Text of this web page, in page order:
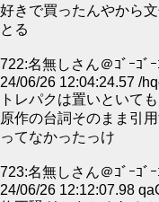
好きで買ったんやから
とる
722:名無しさん＠ｺﾞｰｺﾞｰ
24/06/26 12:04:24.57 /
トレパクは置いといて
原作の台詞そのまま引
ってなかったっけ
723:名無しさん＠ｺﾞｰｺﾞｰ
24/06/26 12:12:07.98